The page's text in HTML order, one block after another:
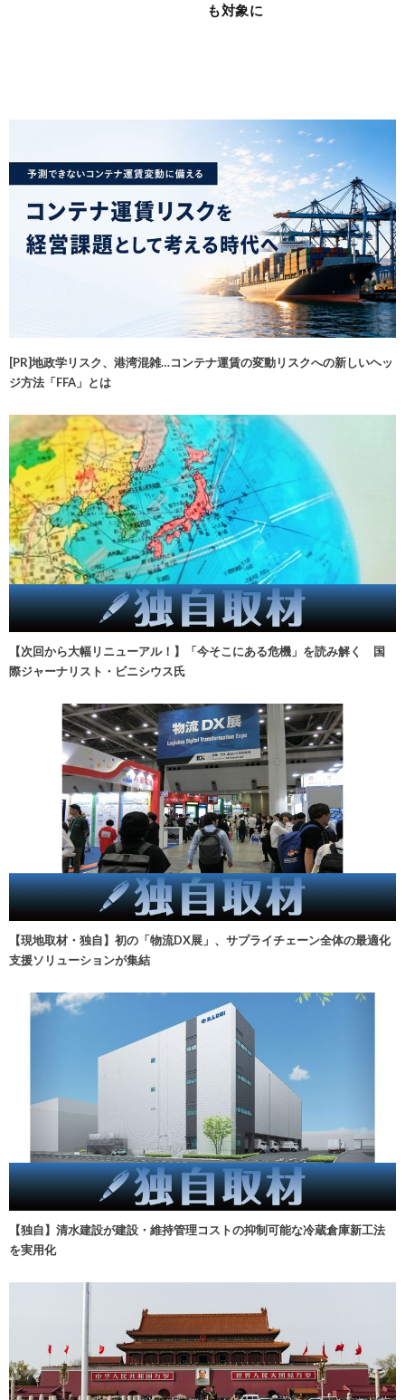
も対象に
[PR]地政学リスク、港湾混雑…コンテナ運賃の変動リスクへの新しいヘッ
ジ方法「FFA」とは
【次回から大幅リニューアル！】「今そこにある危機」を読み解く 国
際ジャーナリスト・ビニシウス氏
【現地取材・独自】初の「物流DX展」、サプライチェーン全体の最適化
支援ソリューションが集結
【独自】清水建設が建設・維持管理コストの抑制可能な冷蔵倉庫新工法
を実用化